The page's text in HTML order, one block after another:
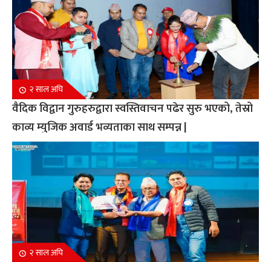
२ साल अघि
वैदिक विद्वान गुरुहरुद्वारा स्वस्तिवाचन पढेर सुरु भएको, तेस्रो
काव्य म्युजिक अवार्ड भव्यताका साथ सम्पन्न |
२ साल अघि